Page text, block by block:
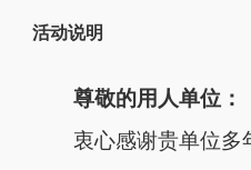
活动说明
尊敬的用人单位：
衷心感谢贵单位多